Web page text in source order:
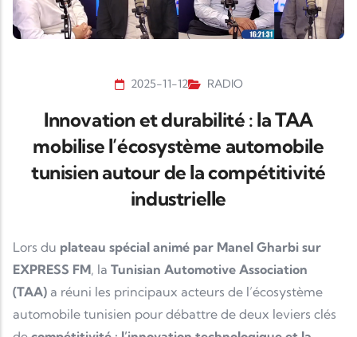
2025-11-12 RADIO
Innovation et durabilité : la TAA
mobilise l’écosystème automobile
tunisien autour de la compétitivité
industrielle
Lors du plateau spécial animé par Manel Gharbi sur
EXPRESS FM, la Tunisian Automotive Association
(TAA) a réuni les principaux acteurs de l’écosystème
automobile tunisien pour débattre de deux leviers clés